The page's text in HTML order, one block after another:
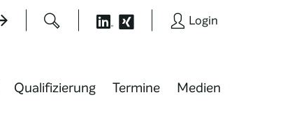
Login
Qualifizierung Termine Medien